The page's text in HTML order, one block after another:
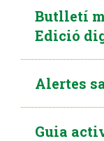
Butlletí
Edició
Alertes
Guia